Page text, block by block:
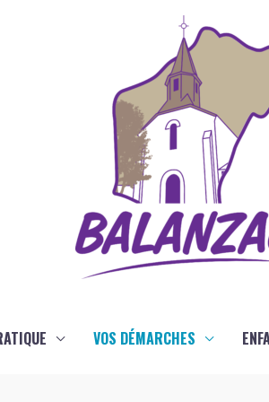
VOS DÉMARCHES